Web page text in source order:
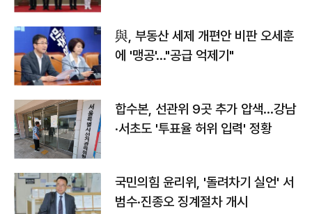
與, 부동산 세제 개편안 비판 오세훈
에 '맹공'…"공급 억제기"
합수본, 선관위 9곳 추가 압색…강남
·서초도 '투표율 허위 입력' 정황
국민의힘 윤리위, '돌려차기 실언' 서
범수·진종오 징계절차 개시